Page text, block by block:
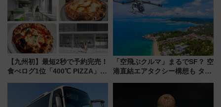
対象路線まとめ
【九州初】最短2秒で予約完売！
食べログ1位「400℃ PIZZA」が
プン。もつ鍋風など限定メニュ
「空飛ぶクルマ」まるでSF？ 空
港直結エアタクシー構想も タイ